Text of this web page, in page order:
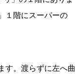
１階にスーパーの
す。渡らずに左へ曲